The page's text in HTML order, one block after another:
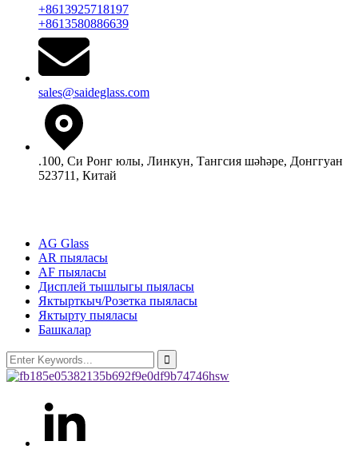
+8613925718197
+8613580886639
sales@saideglass.com
.100, Си Ронг юлы, Линкун, Тангсия шәһәре, Донггуан
523711, Китай
AG Glass
AR пыяласы
AF пыяласы
Дисплей тышлыгы пыяласы
Яктырткыч/Розетка пыяласы
Яктырту пыяласы
Башкалар